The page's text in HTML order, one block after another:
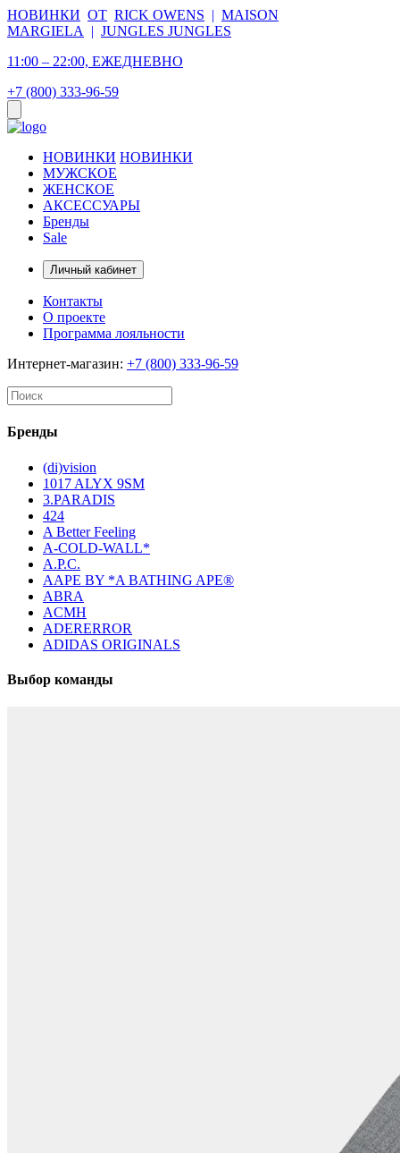
НОВИНКИ ОТ RICK OWENS | MAISON
MARGIELA
| JUNGLES JUNGLES
11:00 – 22:00, ЕЖЕДНЕВНО
+7 (800) 333-96-59
НОВИНКИ НОВИНКИ
МУЖСКОЕ
ЖЕНСКОЕ
АКСЕССУАРЫ
Бренды
Sale
Личный кабинет
Контакты
О проекте
Программа лояльности
Интернет-магазин: +7 (800) 333-96-59
Бренды
(di)vision
1017 ALYX 9SM
3.PARADIS
424
A Better Feeling
A-COLD-WALL*
A.P.C.
AAPE BY *A BATHING APE®
ABRA
ACMH
ADERERROR
ADIDAS ORIGINALS
Выбор команды